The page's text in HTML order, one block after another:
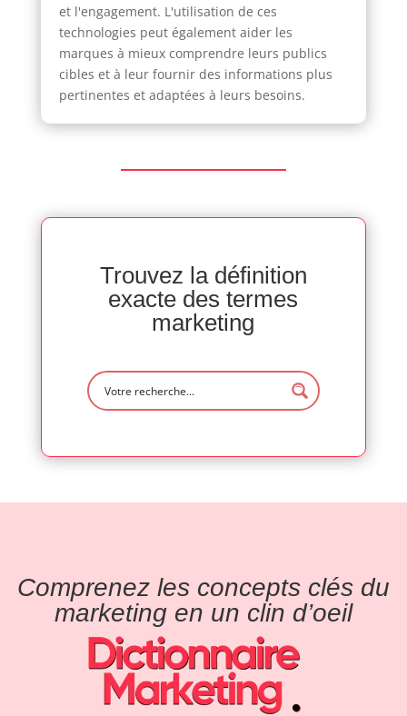
et l'engagement. L'utilisation de ces
technologies peut également aider les
marques à mieux comprendre leurs publics
cibles et à leur fournir des informations plus
pertinentes et adaptées à leurs besoins.
Trouvez la définition
exacte des termes
marketing
Comprenez les concepts clés du
marketing en un clin d’oeil